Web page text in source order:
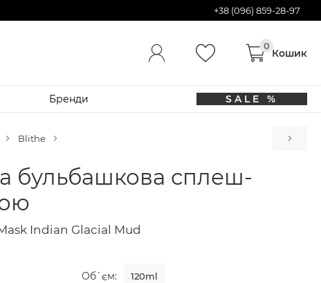
+38 (096) 859-28-97
Бренди SALE %
Blithe
бульбашкова сплеш-
Indian Glacial Mud
Об`єм: 120ml